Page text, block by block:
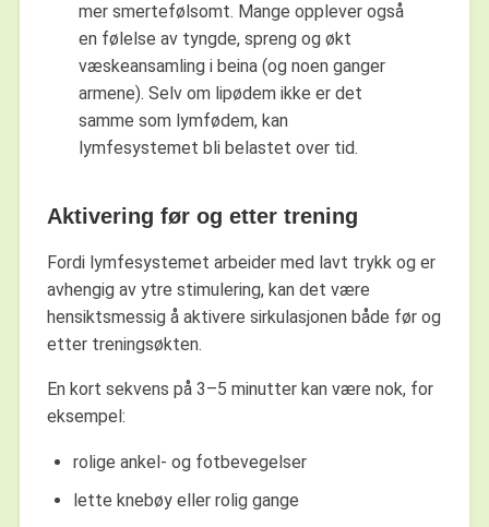
mer smertefølsomt. Mange opplever også
en følelse av tyngde, spreng og økt
væskeansamling i beina (og noen ganger
armene). Selv om lipødem ikke er det
samme som lymfødem, kan
lymfesystemet bli belastet over tid.
Aktivering før og etter trening
Fordi lymfesystemet arbeider med lavt trykk og er
avhengig av ytre stimulering, kan det være
hensiktsmessig å aktivere sirkulasjonen både før og
etter treningsøkten.
En kort sekvens på 3–5 minutter kan være nok, for
eksempel:
rolige ankel- og fotbevegelser
lette knebøy eller rolig gange